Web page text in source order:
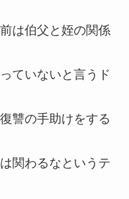
は伯父と姪の関係
ていないと言うド
讐の手助けをする
関わるなというテ